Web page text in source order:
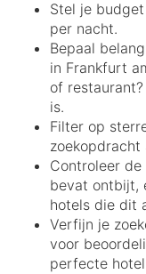
Stel je
per nacht.
Bepaal
in Frankfurt
of
is.
Filter op
zoekopdracht
Controleer
bevat ontbijt,
hotels die dit
Verfijn je
voor
perfecte